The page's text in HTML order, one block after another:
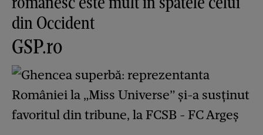
din Occident
GSP.ro